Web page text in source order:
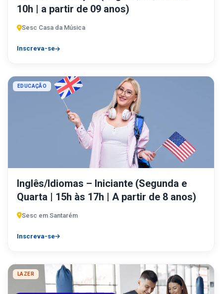
10h | a partir de 09 anos)
Sesc Casa da Música
Inscreva-se
EDUCAÇÃO
Inglês/Idiomas – Iniciante (Segunda e
Quarta | 15h às 17h | A partir de 8 anos)
Sesc em Santarém
Inscreva-se
LAZER